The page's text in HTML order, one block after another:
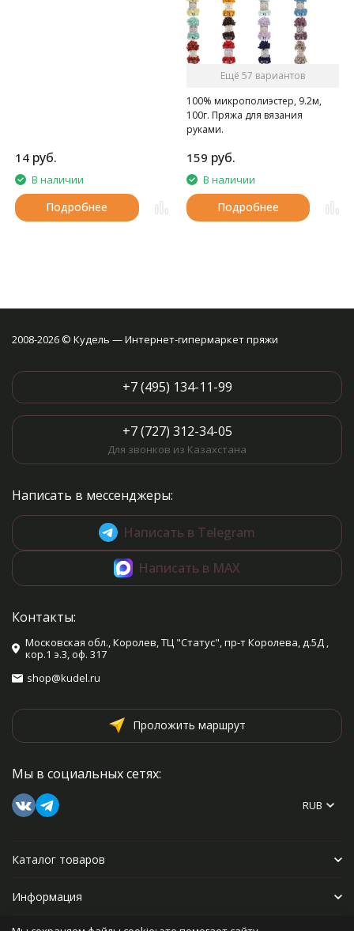
14 руб.
В наличии
Подробнее
Ещё 57 вариантов
100% микрополиэстер, 9.2м,
100г. Пряжа для вязания
руками.
159 руб.
В наличии
Подробнее
2008-2026 © Кудель — Интернет-гипермаркет пряжи
+7 (495) 134-11-99
+7 (727) 312-34-05
Для звонков из Казахстана
Написать в мессенджеры:
Написать в Telegram
Написать в MAX
Контакты:
Московская обл., Королев, ТЦ "Статус", пр-т Королева, д.5Д ,
кор.1 э.3, оф. 317
shop@kudel.ru
Проложить маршрут
Мы в социальных сетях:
RUB
Каталог товаров
Информация